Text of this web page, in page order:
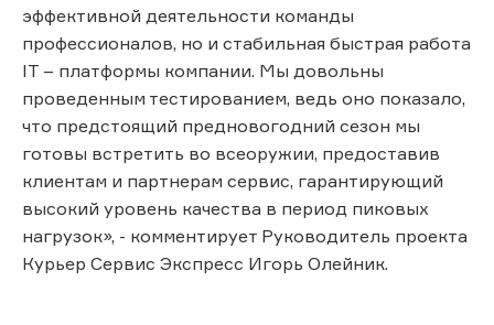
эффективной деятельности команды
профессионалов, но и стабильная быстрая работа
IT – платформы компании. Мы довольны
проведенным тестированием, ведь оно показало,
что предстоящий предновогодний сезон мы
готовы встретить во всеоружии, предоставив
клиентам и партнерам сервис, гарантирующий
высокий уровень качества в период пиковых
нагрузок», - комментирует Руководитель проекта
Курьер Сервис Экспресс Игорь Олейник.